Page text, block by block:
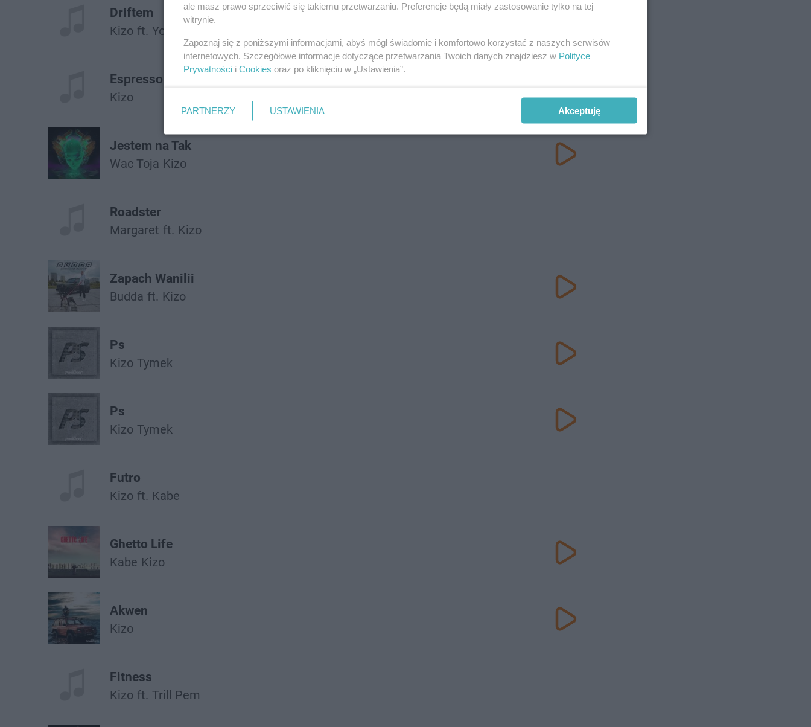
Driftem
Kizo ft. Young Igi
Espresso (Prod. Møji)
Kizo
Jestem na Tak
Wac Toja Kizo
Roadster
Margaret ft. Kizo
Zapach Wanilii
Budda ft. Kizo
Ps
Kizo Tymek
Ps
Kizo Tymek
Futro
Kizo ft. Kabe
Ghetto Life
Kabe Kizo
Akwen
Kizo
Fitness
Kizo ft. Trill Pem
ale masz prawo sprzeciwić się takiemu przetwarzaniu. Preferencje będą miały zastosowanie tylko na tej
witrynie.
Zapoznaj się z poniższymi informacjami, abyś mógł świadomie i komfortowo korzystać z naszych serwisów
internetowych. Szczegółowe informacje dotyczące przetwarzania Twoich danych znajdziesz w Polityce
Prywatności i Cookies oraz po kliknięciu w „Ustawienia”.
PARTNERZY USTAWIENIA Akceptuję